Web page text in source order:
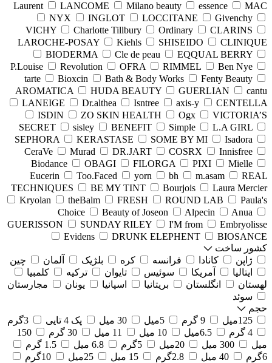
Laurent
LANCOME Milano beauty essence
MAC
NYX
INGLOT LOCCITANE
Givenchy
VICHY
Charlotte Tillbury Ordinary
CLARINS
LAROCHE-POSAY
Kiehls SHISEIDO
CLINIQUE
BIODERMA
Cle de peau
EQQUAL BERRY
P.Louise
Revolution OFRA RIMMEL
Ben Nye
tarte
Bioxcin Bath & Body Works
Fenty Beauty
AROMATICA
HUDA BEAUTY GUERLIAN
cantu
LANEIGE
Dr.althea Isntree axis-y
CENTELLA
ISDIN
ZO SKIN HEALTH Ogx
VICTORIA’S
SECRET
sisley BENEFIT Simple
L.A GIRL
SEPHORA
KERASTASE SOME BY MI
Isadora
CeraVe
Murad DR.JART COSRX
Innisfree
Biodance
OBAGI FILORGA PIXI
Mielle
Eucerin
Too.Faced yorn bh m.asam
REAL
TECHNIQUES
BE MY TINT Bourjois
Laura Mercier
Kryolan
theBalm FRESH ROUND LAB
Paula's
Choice
Beauty of Joseon Alpecin
Anua
GUERISSON
SUNDAY RILEY I'M from
Embryolisse
Evidens
DRUNK ELEPHENT
BIOSANCE
کشور ساخت
ژاپن
کانادا فرانسه کره بلژیک آلمان
چین
ایتالیا
آمریکا سوئیس تایوان ترکیه
کلمبیا
لهستان
انگلستان بریتانیا اسپانیا یونان
مجارستان
سوئد
حجم
125میل
9 گرم 5میل 30 میل پک 4 تایی
3گرم
4 گرم
6.5میل 10 میل 11 میل 30 گرم
150
میل
300 میل 20میل 5گرم 6.8 میل
1.5 گرم
6گرم
40 میل 2.8گرم 15 میل 25میل
10گرم